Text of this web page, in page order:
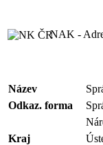
NAK -
Název
Odkaz. forma
Kraj